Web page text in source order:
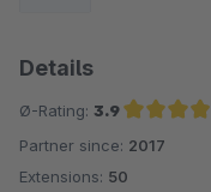
teilen Sie uns bitte
Mit freundlichen
Z Nasir
Details
Ø-Rating: 3.9
Average rating of 3.9 out
Partner since: 2017
Extensions: 50